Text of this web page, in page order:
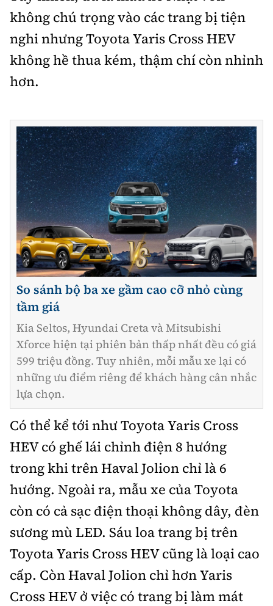
không chú trọng vào các trang bị tiện
nghi nhưng Toyota Yaris Cross HEV
không hề thua kém, thậm chí còn nhỉnh
hơn.
So sánh bộ ba xe gầm cao cỡ nhỏ cùng
tầm giá
Kia Seltos, Hyundai Creta và Mitsubishi
Xforce hiện tại phiên bản thấp nhất đều có giá
599 triệu đồng. Tuy nhiên, mỗi mẫu xe lại có
những ưu điểm riêng để khách hàng cân nhắc
lựa chọn.
Có thể kể tới như Toyota Yaris Cross
HEV có ghế lái chỉnh điện 8 hướng
trong khi trên Haval Jolion chỉ là 6
hướng. Ngoài ra, mẫu xe của Toyota
còn có cả sạc điện thoại không dây, đèn
sương mù LED. Sáu loa trang bị trên
Toyota Yaris Cross HEV cũng là loại cao
cấp. Còn Haval Jolion chỉ hơn Yaris
Cross HEV ở việc có trang bị làm mát